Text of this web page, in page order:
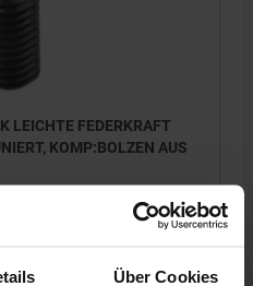
Über Cookies
LEICHTE FEDERKRAFT
KOMP:BOLZEN AUS